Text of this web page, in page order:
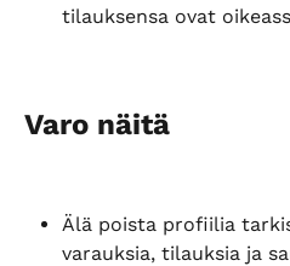
tilauksensa ovat
Varo näitä
Älä poista profiilia
varauksia, tilauksia ja